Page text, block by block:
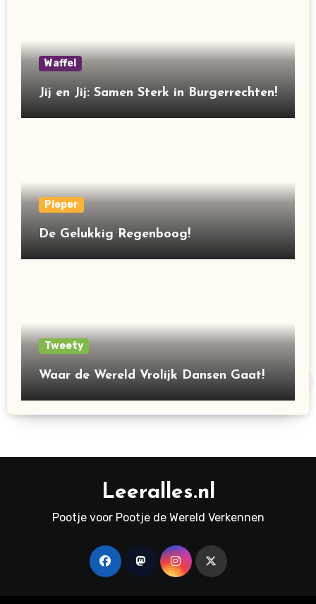
Waffel
Jij en Jij: Samen Sterk in Burgerrechten!
Pieper
De Gelukkig Regenboog!
Tweety
Waar de Wereld Vrolijk Dansen Gaat!
Leeralles.nl
Pootje voor Pootje de Wereld Verkennen